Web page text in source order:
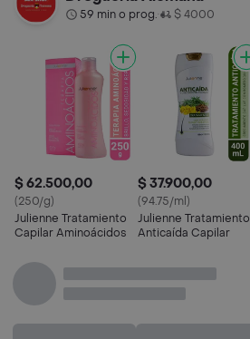
59 min o prog.• $ 4000
$ 62.500,00
(250/g)
Julienne Tratamiento
Capilar Aminoácidos
$ 37.900,00
(94.75/ml)
Julienne Tratamiento
Anticaída Capilar